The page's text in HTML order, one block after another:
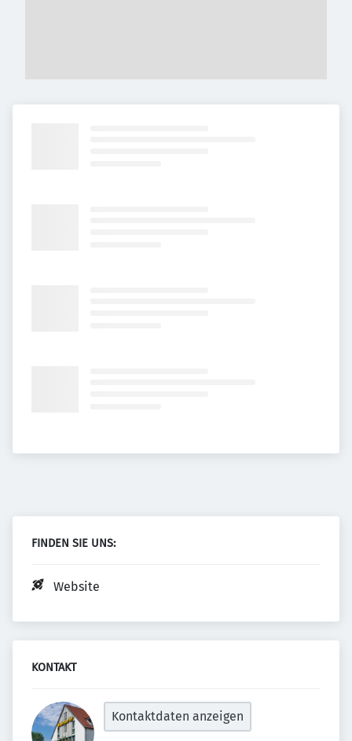
FINDEN SIE UNS:
Website
KONTAKT
Kontaktdaten anzeigen